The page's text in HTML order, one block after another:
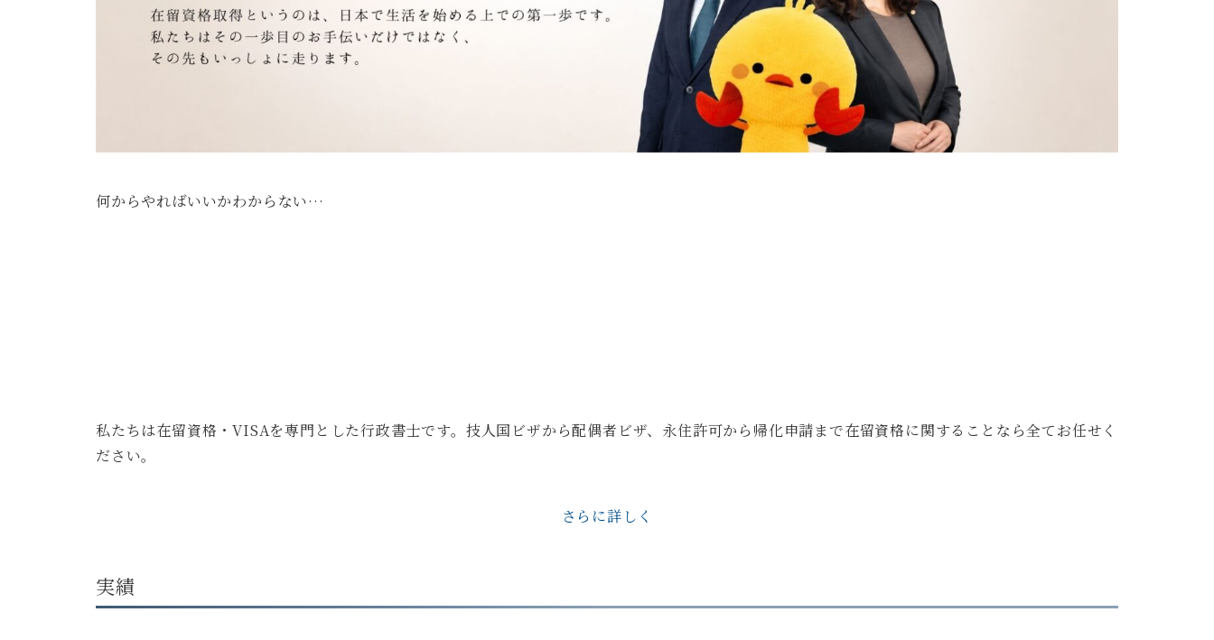
何からやればいいかわからない…
私たちは在留資格・VISAを専門とした行政書士です。技人国ビザから配偶者ビザ、永住許可から帰化申請まで在留資格に関することなら全てお任せく
ださい。
さらに詳しく
実績